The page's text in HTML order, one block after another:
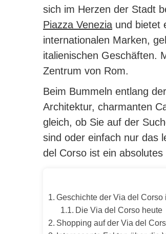
sich im Herzen der Stadt
Piazza Venezia und bietet
internationalen Marken,
italienischen Geschäften.
Zentrum von Rom.
Beim Bummeln entlang
Architektur, charmanten
gleich, ob Sie auf der
sind oder einfach nur das
del Corso ist ein
Geschichte der Via del Corso
Die Via del Corso heute
Shopping auf der Via del